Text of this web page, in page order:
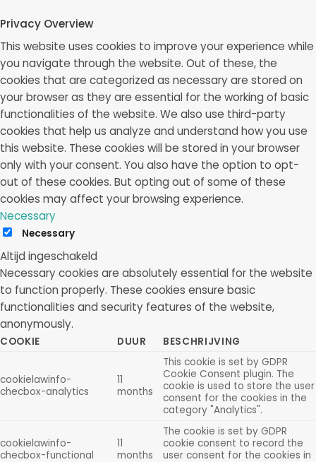
Privacy Overview
This website uses cookies to improve your experience while
you navigate through the website. Out of these, the
cookies that are categorized as necessary are stored on
your browser as they are essential for the working of basic
functionalities of the website. We also use third-party
cookies that help us analyze and understand how you use
this website. These cookies will be stored in your browser
only with your consent. You also have the option to opt-
out of these cookies. But opting out of some of these
cookies may affect your browsing experience.
Necessary
Necessary
Altijd ingeschakeld
Necessary cookies are absolutely essential for the website
to function properly. These cookies ensure basic
functionalities and security features of the website,
anonymously.
COOKIE DUUR BESCHRIJVING
cookielawinfo-
checbox-analytics
11
months
This cookie is set by GDPR
Cookie Consent plugin. The
cookie is used to store the user
consent for the cookies in the
category "Analytics".
cookielawinfo-
checbox-functional
11
months
The cookie is set by GDPR
cookie consent to record the
user consent for the cookies in